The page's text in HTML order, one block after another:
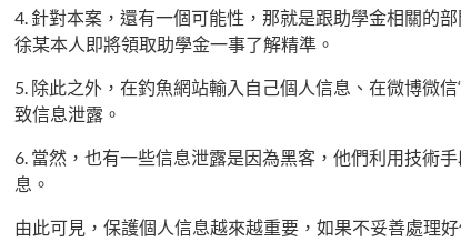
4. 針對本案，還有一個可能性，那就是跟助學金相關的
徐某本人即將領取助學金一事了解精準。
5. 除此之外，在釣魚網站輸入自己個人信息、在微博微
致信息泄露。
6. 當然，也有一些信息泄露是因為黑客，他們利用技術
息。
由此可見，保護個人信息越來越重要，如果不妥善處理